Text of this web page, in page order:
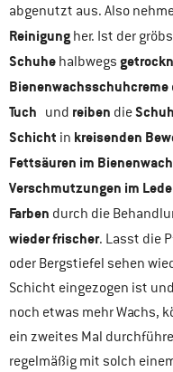
abgenutzt aus. Also
Reinigung her. Ist der
Schuhe halbwegs
Bienenwachsschuhcreme
Tuch und reiben die
Schicht in kreisenden
Fettsäuren im
Verschmutzungen im
Farben durch die
wieder frischer. Lasst die
oder Bergstiefel sehen
Schicht eingezogen ist
noch etwas mehr Wachs,
ein zweites Mal
regelmäßig mit solch